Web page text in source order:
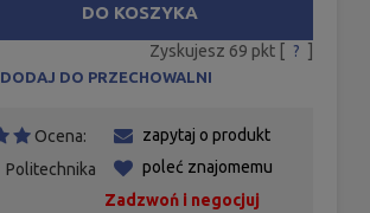
DO KOSZYKA
Zyskujesz 69 pkt [ ? ]
DODAJ DO PRZECHOWALNI
Ocena:
Politechnika
zapytaj o produkt
poleć znajomemu
Zadzwoń i negocjuj